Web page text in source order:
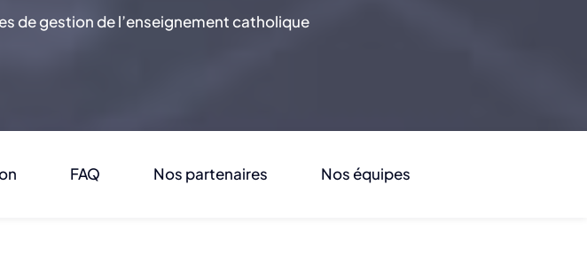
de gestion de l’enseignement catholique
FAQ Nos partenaires Nos équipes